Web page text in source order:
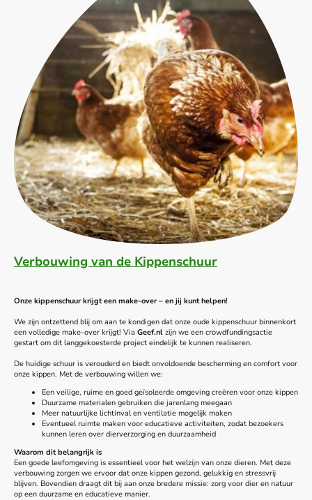
Verbouwing van de Kippenschuur
Onze kippenschuur krijgt een make-over – en jij kunt helpen!
We zijn ontzettend blij om aan te kondigen dat onze oude kippenschuur binnenkort
een volledige make-over krijgt! Via Geef.nl zijn we een crowdfundingsactie
gestart om dit langgekoesterde project eindelijk te kunnen realiseren.
De huidige schuur is verouderd en biedt onvoldoende bescherming en comfort voor
onze kippen. Met de verbouwing willen we:
Een veilige, ruime en goed geïsoleerde omgeving creëren voor onze kippen
Duurzame materialen gebruiken die jarenlang meegaan
Meer natuurlijke lichtinval en ventilatie mogelijk maken
Eventueel ruimte maken voor educatieve activiteiten, zodat bezoekers
kunnen leren over dierverzorging en duurzaamheid
Waarom dit belangrijk is
Een goede leefomgeving is essentieel voor het welzijn van onze dieren. Met deze
verbouwing zorgen we ervoor dat onze kippen gezond, gelukkig en stressvrij
blijven. Bovendien draagt dit bij aan onze bredere missie: zorg voor dier en natuur
op een duurzame en educatieve manier.